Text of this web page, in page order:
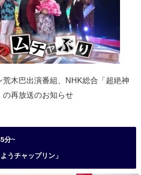
木巴出演番組、
NHK総合「超絶神
の再放送のお知らせ
分~
うチャップリン」